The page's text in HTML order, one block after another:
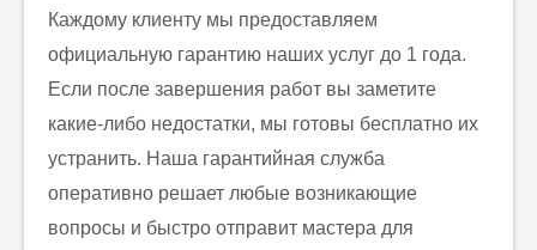
Каждому клиенту мы предоставляем
официальную гарантию наших услуг до 1 года.
Если после завершения работ вы заметите
какие-либо недостатки, мы готовы бесплатно их
устранить. Наша гарантийная служба
оперативно решает любые возникающие
вопросы и быстро отправит мастера для